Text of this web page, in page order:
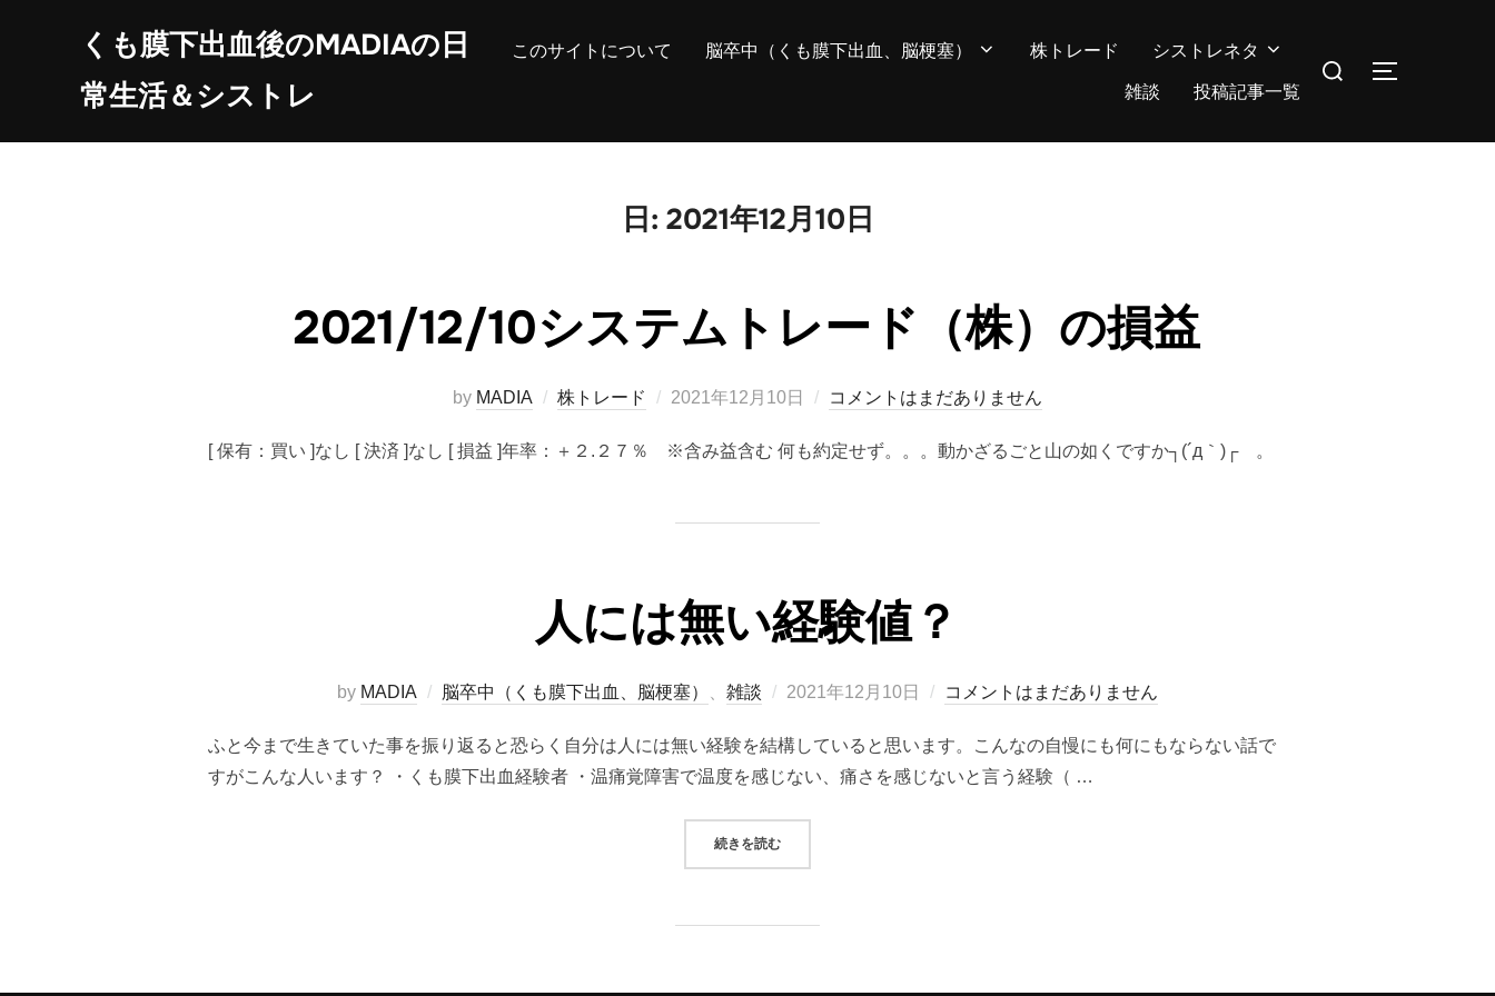
ツ
くも膜下出血後のMADIAの日
常生活＆シストレ
このサイトについて 脳卒中（くも膜下出血、脳梗塞） 株トレード
シストレネタ
雑談
投稿記事一覧
検
サイドバー
日: 2021年12月10日
2021/12/10システムトレード（株）の損益
by MADIA 株トレード
投
日:
2021年12月10日 コメントはまだありません
[ 保有：買い ]なし [ 決済 ]なし [ 損益 ]年率：＋２.２７％ ※含み益含む 何も約定せず。。。動かざるごと山の如くですか┐(´д｀)┌ 。
人には無い経験値？
by MADIA 脳卒中（くも膜下出血、脳梗塞） 雑談
投
日:
2021年12月10日 コメントはまだありません
ふと今まで生きていた事を振り返ると恐らく自分は人には無い経験を結構していると思います。こんなの自慢にも何にもならない話で
すがこんな人います？ ・くも膜下出血経験者 ・温痛覚障害で温度を感じない、痛さを感じないと言う経験（ …
続きを読む“人には無い経験値？”